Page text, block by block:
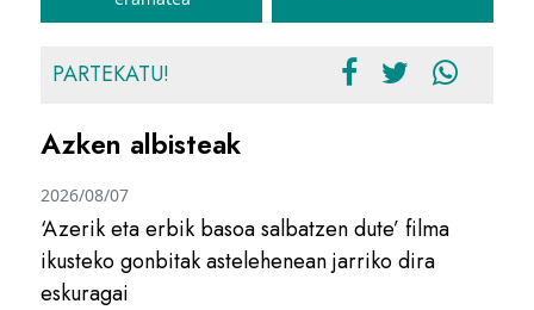
PARTEKATU!
Azken albisteak
‘Azerik eta erbik basoa salbatzen dute’ filma
ikusteko gonbitak astelehenean jarriko dira
eskuragai
2026/08/07